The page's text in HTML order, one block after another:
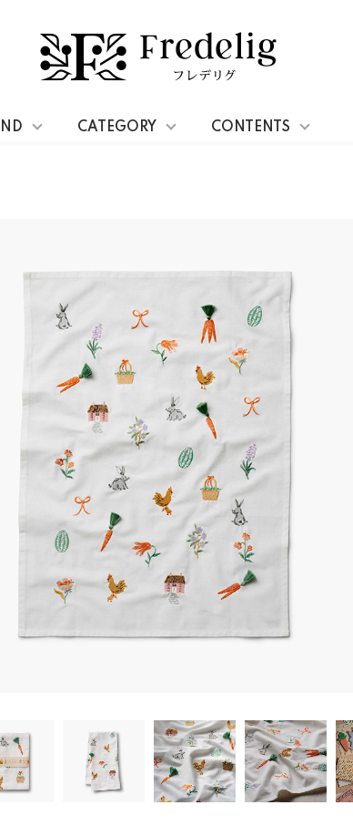
CATEGORY CONTENTS
ナプキン・スポンジワイプ